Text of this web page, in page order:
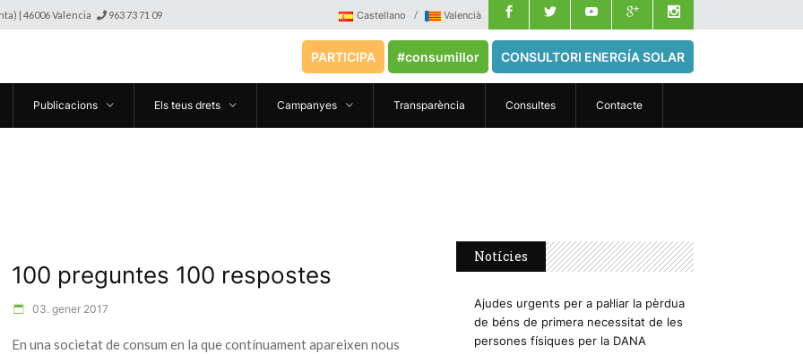
| 46006 Valencia 963 73 71 09 Castellano Valencià
PARTICIPA #consumillor CONSULTORI ENERGÍA SOLAR
Publicacions Els teus drets Campanyes Transparència Consultes Contacte
100 preguntes 100 respostes
03. gener 2017
En una societat de consum en la que contínuament apareixen nous
Notícies
Ajudes urgents per a pal·liar la pèrdua
de béns de primera necessitat de les
persones físiques per la DANA